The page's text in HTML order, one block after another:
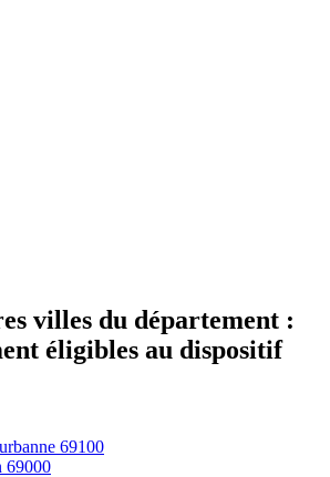
villes du département :
éligibles au dispositif
69100
69000